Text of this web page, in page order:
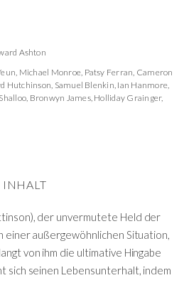
Ashton
, Michael Monroe, Patsy Ferran, Cameron
Hutchinson, Samuel Blenkin, Ian Hanmore,
, Bronwyn James, Holliday Grainger,
INHALT
der unvermutete Held der
einer außergewöhnlichen Situation,
von ihm die ultimative Hingabe
sich seinen Lebensunterhalt, indem